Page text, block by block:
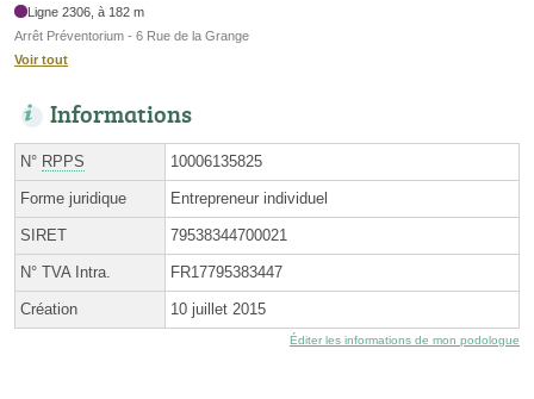
Ligne 2306, à 182 m
Arrêt Préventorium - 6 Rue de la Grange
Voir tout
Informations
N° RPPS 10006135825
Forme juridique Entrepreneur individuel
SIRET 79538344700021
N° TVA Intra. FR17795383447
Création 10 juillet 2015
Éditer les informations de mon podologue